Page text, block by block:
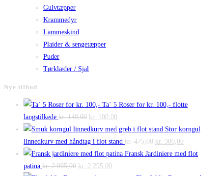
Gulvtæpper
Krammedyr
Lammeskind
Plaider & sengetæpper
Puder
Tørklæder / Sjal
Nye tilbud
Ta´ 5 Roser for kr. 100,- flotte
langstilkede kr.140,00 Den
oprindelige
pris
var:
kr. 140,00.
kr. 100,00
aktuelle
pris
er:
Stor korngul
linnedkurv med håndtag i flot stand kr.475,00 Den
oprindelige
kr. 300,00
aktuelle
Fransk Jardiniere med flot
patina kr.2.995,00 Den
kr. 2.295,00